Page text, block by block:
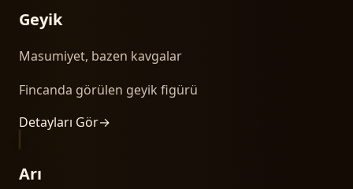
Geyik
Masumiyet, bazen kavgalar
Fincanda görülen geyik figürü
Detayları Gör→
Arı